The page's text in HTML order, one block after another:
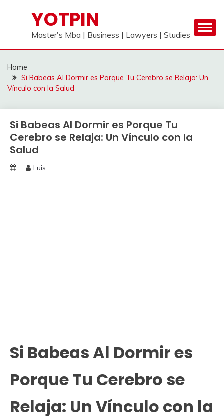
YOTPIN
Master's Mba | Business | Lawyers | Studies
Home
Si Babeas Al Dormir es Porque Tu Cerebro se Relaja: Un
Vínculo con la Salud
Si Babeas Al Dormir es Porque Tu
Cerebro se Relaja: Un Vínculo con la
Salud
Luis
Si Babeas Al Dormir es
Porque Tu Cerebro se
Relaja: Un Vínculo con la